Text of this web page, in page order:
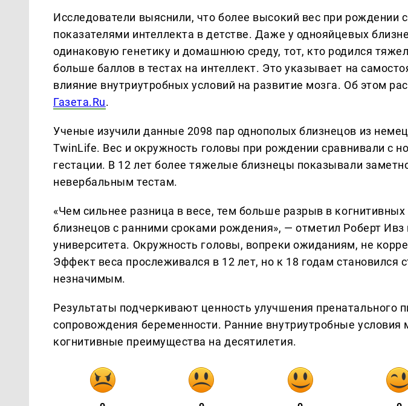
Исследователи выяснили, что более высокий вес при рождении
показателями интеллекта в детстве. Даже у однояйцевых
одинаковую генетику и домашнюю среду, тот, кто родился
больше баллов в тестах на интеллект. Это указывает на
влияние внутриутробных условий на развитие мозга. Об этом
Газета.Ru.
Ученые изучили данные 2098 пар однополых близнецов из
TwinLife. Вес и окружность головы при рождении сравнивали с
гестации. В 12 лет более тяжелые близнецы показывали
невербальным тестам.
«Чем сильнее разница в весе, тем больше разрыв в когнитивных
близнецов с ранними сроками рождения», — отметил Роберт Ивз
университета. Окружность головы, вопреки ожиданиям, не
Эффект веса прослеживался в 12 лет, но к 18 годам становился
незначимым.
Результаты подчеркивают ценность улучшения пренатального
сопровождения беременности. Ранние внутриутробные условия
когнитивные преимущества на десятилетия.